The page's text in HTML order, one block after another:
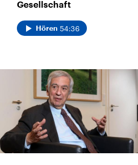
Gesellschaft
Hören54:36